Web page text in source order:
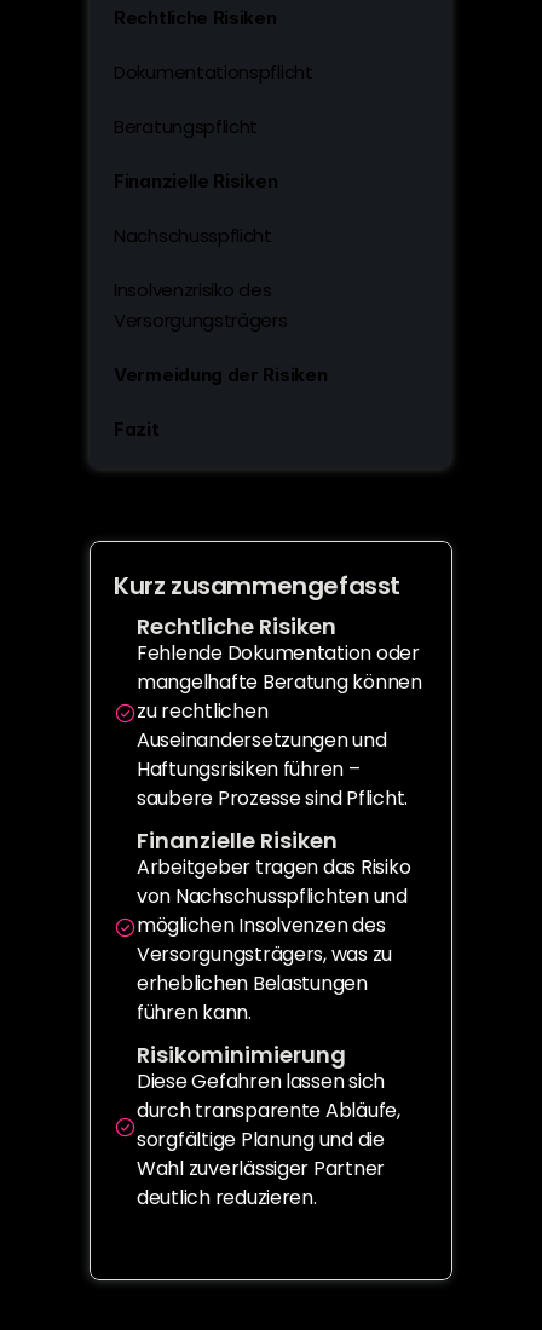
Kurz zusammengefasst
Rechtliche Risiken
Fehlende Dokumentation oder
mangelhafte Beratung können
zu rechtlichen
Auseinandersetzungen und
Haftungsrisiken führen –
saubere Prozesse sind Pflicht.
Finanzielle Risiken
Arbeitgeber tragen das Risiko
von Nachschusspflichten und
möglichen Insolvenzen des
Versorgungsträgers, was zu
erheblichen Belastungen
führen kann.
Risikominimierung
Diese Gefahren lassen sich
durch transparente Abläufe,
sorgfältige Planung und die
Wahl zuverlässiger Partner
deutlich reduzieren.
Rechtliche Risiken
Dokumentationspflicht
Beratungspflicht
Finanzielle Risiken
Nachschusspflicht
Insolvenzrisiko des
Versorgungsträgers
Vermeidung der Risiken
Fazit